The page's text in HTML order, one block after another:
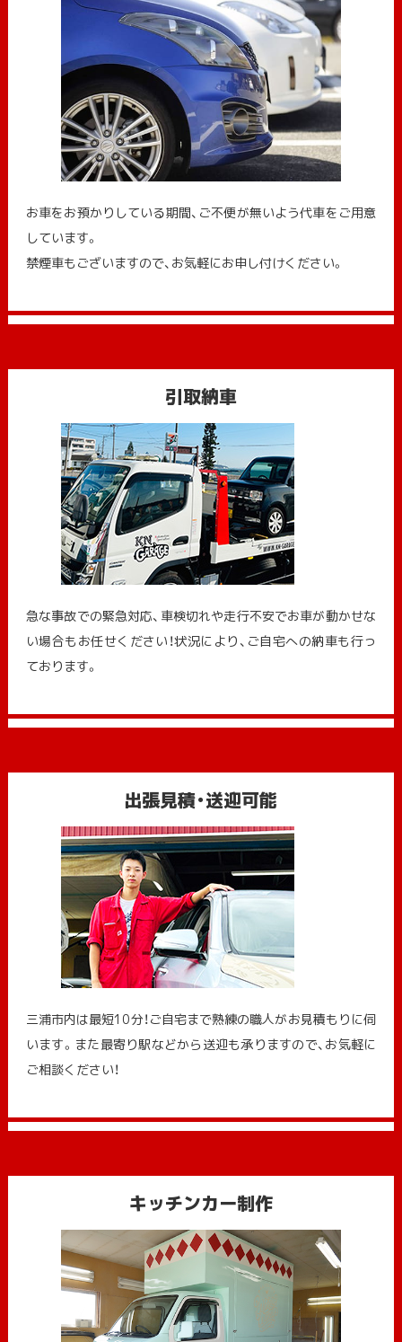
お車をお預かりしている期間、ご不便が無いよう代車をご用意
しています。
禁煙車もございますので、お気軽にお申し付けください。
引取納車
急な事故での緊急対応、車検切れや走行不安でお車が動かせな
い場合もお任せください！状況により、ご自宅への納⾞も⾏っ
ております。
出張見積・送迎可能
三浦市内は最短10分！ご自宅まで熟練の職人がお見積もりに伺
います。また最寄り駅などから送迎も承りますので、お気軽に
ご相談ください！
キッチンカー制作